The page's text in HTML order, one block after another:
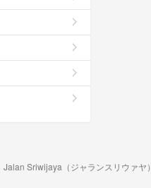
Jalan Sriwijaya（ジャランスリウァヤ）